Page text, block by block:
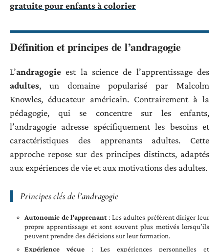
gratuite pour enfants à colorier
Définition et principes de l’andragogie
L’andragogie est la science de l’apprentissage des
adultes, un domaine popularisé par Malcolm
Knowles, éducateur américain. Contrairement à la
pédagogie, qui se concentre sur les enfants,
l’andragogie adresse spécifiquement les besoins et
caractéristiques des apprenants adultes. Cette
approche repose sur des principes distincts, adaptés
aux expériences de vie et aux motivations des adultes.
Principes clés de l’andragogie
Autonomie de l’apprenant: Les adultes préfèrent diriger leur
propre apprentissage et sont souvent plus motivés lorsqu’ils
peuvent prendre des décisions sur leur formation.
Expérience vécue : Les expériences personnelles et